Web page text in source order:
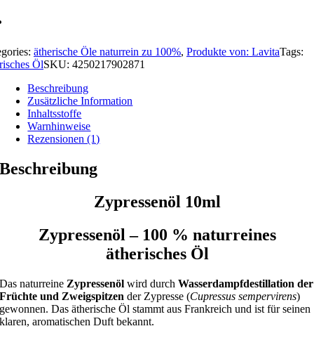
ätherische Öle naturrein zu 100%, Produkte von: LavitaTags:
ÖlSKU: 4250217902871
Beschreibung
Zusätzliche Information
Inhaltsstoffe
Warnhinweise
Rezensionen (1)
Beschreibung
Zypressenöl 10ml
Zypressenöl – 100 % naturreines
ätherisches Öl
Das naturreine Zypressenöl wird durchWasserdampfdestillation der
Früchte und Zweigspitzen der Zypresse (Cupressus sempervirens)
gewonnen. Das ätherische Öl stammt aus Frankreich und ist für seinen
klaren, aromatischen Duft bekannt.